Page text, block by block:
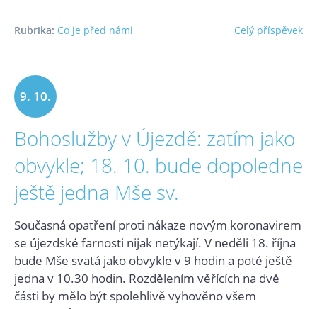
Celý příspěvek
Rubrika: Co je před námi
9. 10.
2020
Bohoslužby v Újezdě: zatím jako
obvykle; 18. 10. bude dopoledne
ještě jedna Mše sv.
Současná opatření proti nákaze novým koronavirem
se újezdské farnosti nijak netýkají. V neděli 18. října
bude Mše svatá jako obvykle v 9 hodin a poté ještě
jedna v 10.30 hodin. Rozdělením věřících na dvě
části by mělo být spolehlivě vyhověno všem